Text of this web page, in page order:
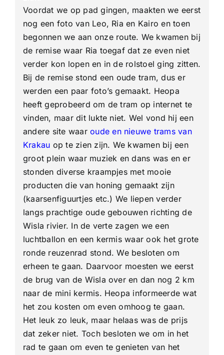
Voordat we op pad gingen, maakten we eerst
nog een foto van Leo, Ria en Kairo en toen
begonnen we aan onze route. We kwamen bij
de remise waar Ria toegaf dat ze even niet
verder kon lopen en in de rolstoel ging zitten.
Bij de remise stond een oude tram, dus er
werden een paar foto’s gemaakt. Heopa
heeft geprobeerd om de tram op internet te
vinden, maar dit lukte niet. Wel vond hij een
andere site waaroude en nieuwe trams van
Krakau op te zien zijn. We kwamen bij een
groot plein waar muziek en dans was en er
stonden diverse kraampjes met mooie
producten die van honing gemaakt zijn
(kaarsenfiguurtjes etc.) We liepen verder
langs prachtige oude gebouwen richting de
Wisla rivier. In de verte zagen we een
luchtballon en een kermis waar ook het grote
ronde reuzenrad stond. We besloten om
erheen te gaan. Daarvoor moesten we eerst
de brug van de Wisla over en dan nog 2 km
naar de mini kermis. Heopa informeerde wat
het zou kosten om even omhoog te gaan.
Het leuk zo leuk, maar helaas was de prijs
dat zeker niet. Toch besloten we om in het
rad te gaan om even te genieten van het